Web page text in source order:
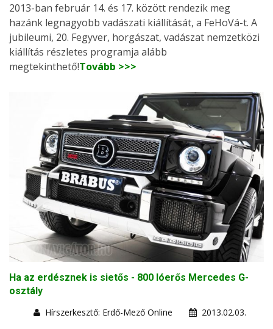
2013-ban február 14. és 17. között rendezik meg
hazánk legnagyobb vadászati kiállítását, a FeHoVá-t. A
jubileumi, 20. Fegyver, horgászat, vadászat nemzetközi
kiállítás részletes programja alább
megtekinthető!Tovább >>>
Ha az erdésznek is sietős - 800 lóerős Mercedes G-
osztály
Hírszerkesztő: Erdő-Mező Online
2013.02.03.